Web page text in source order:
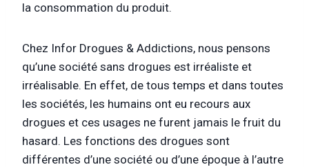
la consommation du produit.
Chez Infor Drogues & Addictions, nous pensons
qu’une société sans drogues est irréaliste et
irréalisable. En effet, de tous temps et dans toutes
les sociétés, les humains ont eu recours aux
drogues et ces usages ne furent jamais le fruit du
hasard. Les fonctions des drogues sont
différentes d’une société ou d’une époque à l’autre